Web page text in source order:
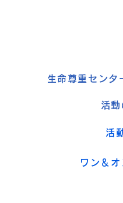
生命尊重センタ
活動
活
ワン＆